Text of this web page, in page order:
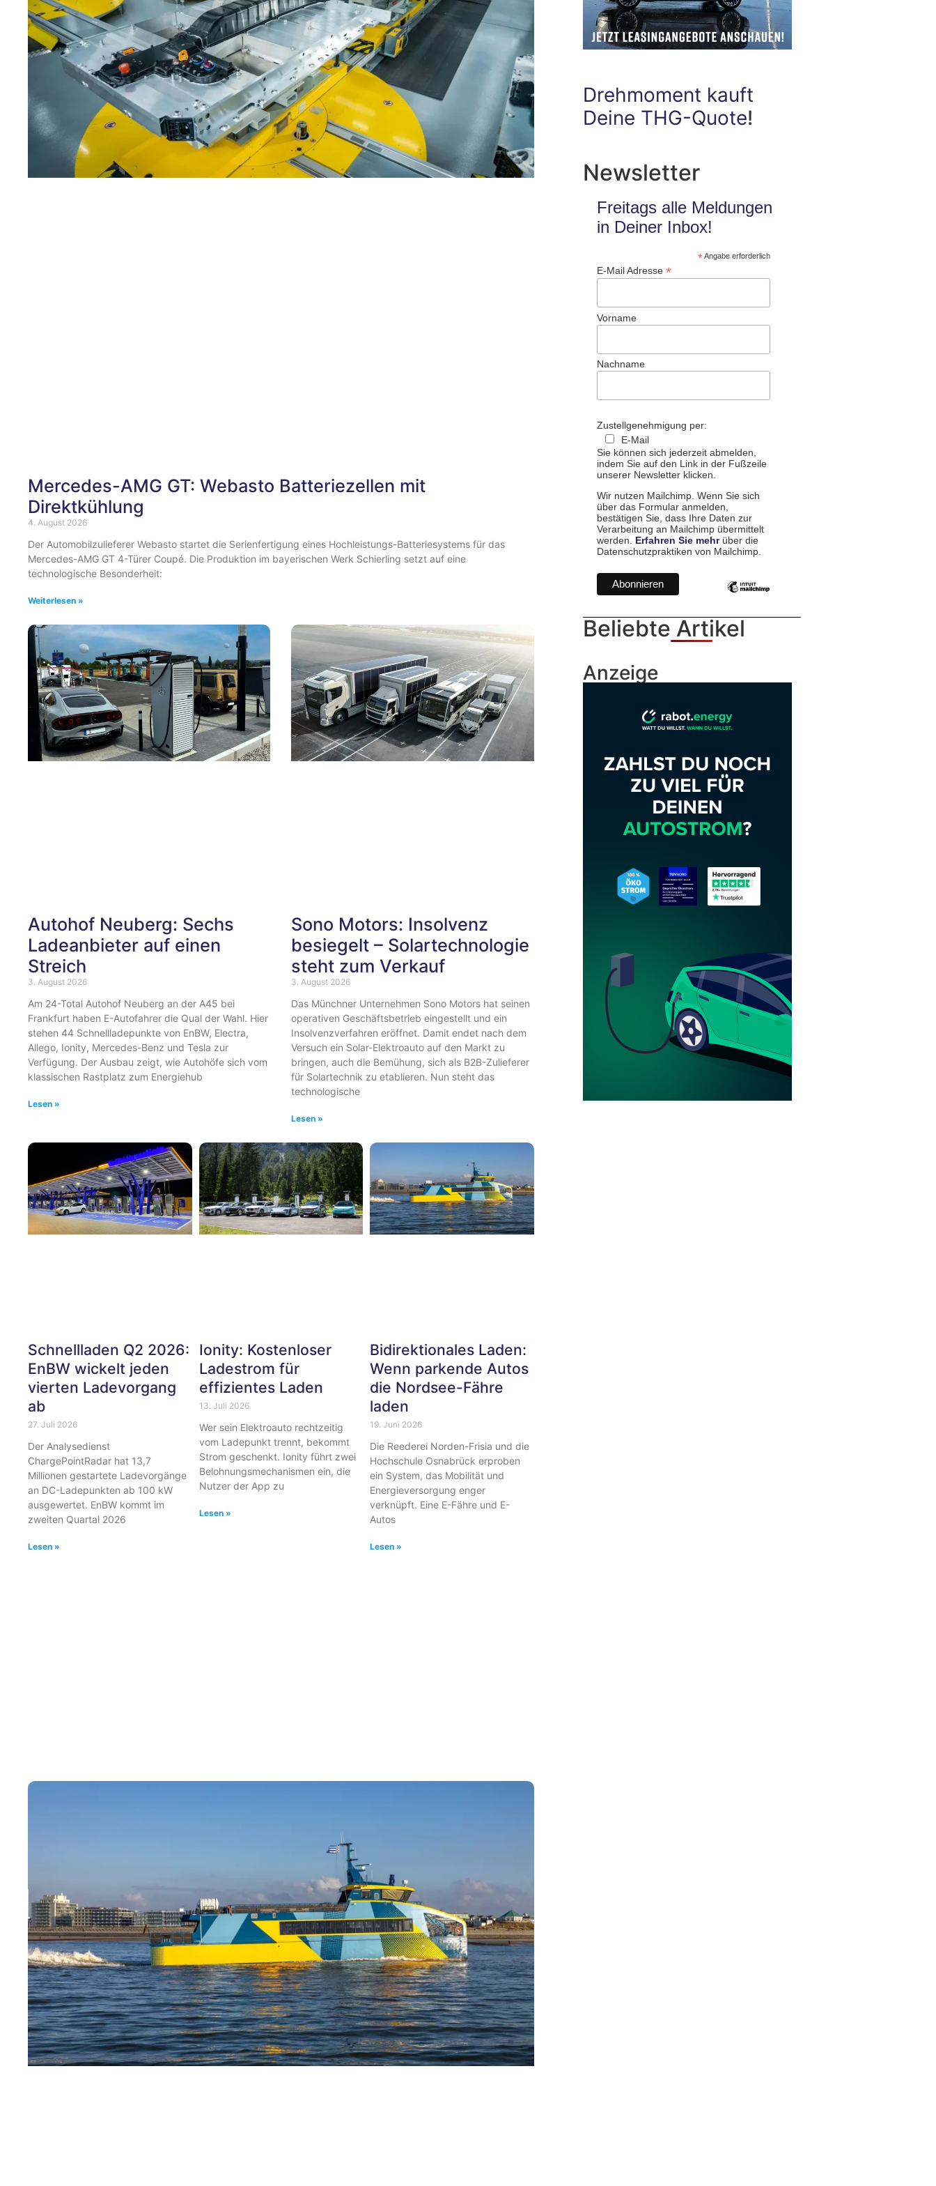
Mercedes-AMG GT: Webasto Batteriezellen mit
Direktkühlung
4. August 2026
Der Automobilzulieferer Webasto startet die Serienfertigung eines Hochleistungs-Batteriesystems für das
Mercedes-AMG GT 4-Türer Coupé. Die Produktion im bayerischen Werk Schierling setzt auf eine
technologische Besonderheit:
Weiterlesen »
Autohof Neuberg: Sechs
Ladeanbieter auf einen
Streich
3. August 2026
Am 24-Total Autohof Neuberg an der A45 bei
Frankfurt haben E-Autofahrer die Qual der Wahl. Hier
stehen 44 Schnellladepunkte von EnBW, Electra,
Allego, Ionity, Mercedes-Benz und Tesla zur
Verfügung. Der Ausbau zeigt, wie Autohöfe sich vom
klassischen Rastplatz zum Energiehub
Lesen »
Sono Motors: Insolvenz
besiegelt – Solartechnologie
steht zum Verkauf
3. August 2026
Das Münchner Unternehmen Sono Motors hat seinen
operativen Geschäftsbetrieb eingestellt und ein
Insolvenzverfahren eröffnet. Damit endet nach dem
Versuch ein Solar-Elektroauto auf den Markt zu
bringen, auch die Bemühung, sich als B2B-Zulieferer
für Solartechnik zu etablieren. Nun steht das
technologische
Lesen »
Schnellladen Q2 2026:
EnBW wickelt jeden
vierten Ladevorgang
ab
27. Juli 2026
Der Analysedienst
ChargePointRadar hat 13,7
Millionen gestartete Ladevorgänge
an DC-Ladepunkten ab 100 kW
ausgewertet. EnBW kommt im
zweiten Quartal 2026
Lesen »
Ionity: Kostenloser
Ladestrom für
effizientes Laden
13. Juli 2026
Wer sein Elektroauto rechtzeitig
vom Ladepunkt trennt, bekommt
Strom geschenkt. Ionity führt zwei
Belohnungsmechanismen ein, die
Nutzer der App zu
Lesen »
Bidirektionales Laden:
Wenn parkende Autos
die Nordsee-Fähre
laden
19. Juni 2026
Die Reederei Norden-Frisia und die
Hochschule Osnabrück erproben
ein System, das Mobilität und
Energieversorgung enger
verknüpft. Eine E-Fähre und E-
Autos
Lesen »
Drehmoment kauft
Deine THG-Quote!
Newsletter
Freitags alle Meldungen
in Deiner Inbox!
*Angabe erforderlich
E-Mail Adresse *
Vorname
Nachname
Zustellgenehmigung per:
E-Mail
Sie können sich jederzeit abmelden,
indem Sie auf den Link in der Fußzeile
unserer Newsletter klicken.
Wir nutzen Mailchimp. Wenn Sie sich
über das Formular anmelden,
bestätigen Sie, dass Ihre Daten zur
Verarbeitung an Mailchimp übermittelt
werden. Erfahren Sie mehrüber die
Datenschutzpraktiken von Mailchimp.
Beliebte Artikel
Anzeige